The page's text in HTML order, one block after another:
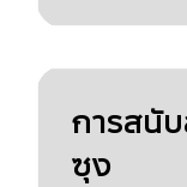
การสนั
ซุง